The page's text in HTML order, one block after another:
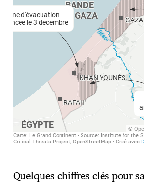
Quelques chiffres clés pour